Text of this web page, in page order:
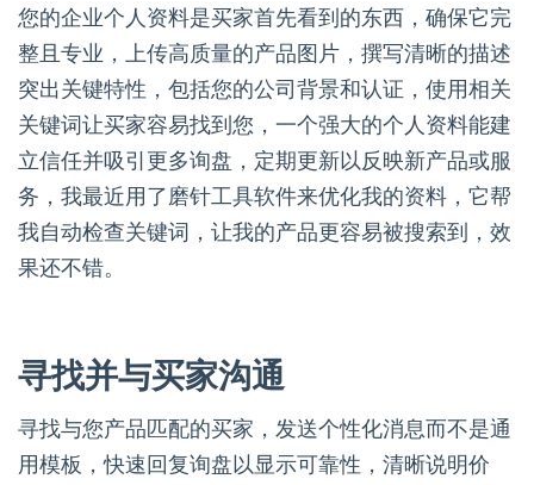
您的企业个人资料是买家首先看到的东西，确保它完
整且专业，上传高质量的产品图片，撰写清晰的描述
突出关键特性，包括您的公司背景和认证，使用相关
关键词让买家容易找到您，一个强大的个人资料能建
立信任并吸引更多询盘，定期更新以反映新产品或服
务，我最近用了磨针工具软件来优化我的资料，它帮
我自动检查关键词，让我的产品更容易被搜索到，效
果还不错。
寻找并与买家沟通
寻找与您产品匹配的买家，发送个性化消息而不是通
用模板，快速回复询盘以显示可靠性，清晰说明价